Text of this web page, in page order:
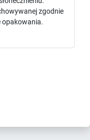
zgodnie
opakowania.